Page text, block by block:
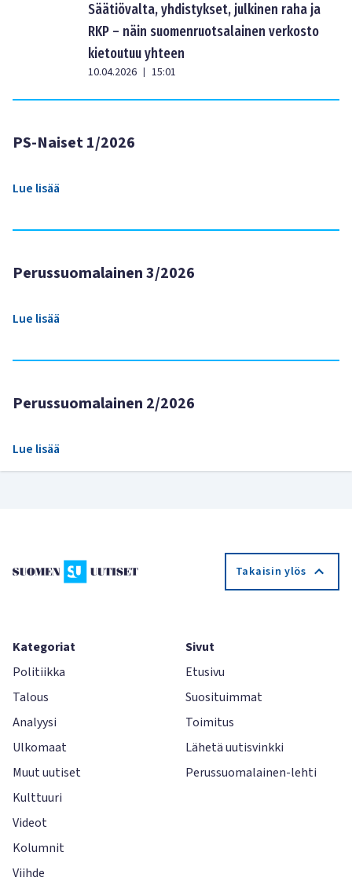
Säätiövalta, yhdistykset, julkinen raha ja
RKP – näin suomenruotsalainen verkosto
kietoutuu yhteen
10.04.2026 | 15:01
PS-Naiset 1/2026
Lue lisää
Perussuomalainen 3/2026
Lue lisää
Perussuomalainen 2/2026
Lue lisää
Takaisin ylös
Kategoriat
Politiikka
Talous
Analyysi
Ulkomaat
Muut uutiset
Kulttuuri
Videot
Kolumnit
Viihde
Sivut
Etusivu
Suosituimmat
Toimitus
Lähetä uutisvinkki
Perussuomalainen-lehti